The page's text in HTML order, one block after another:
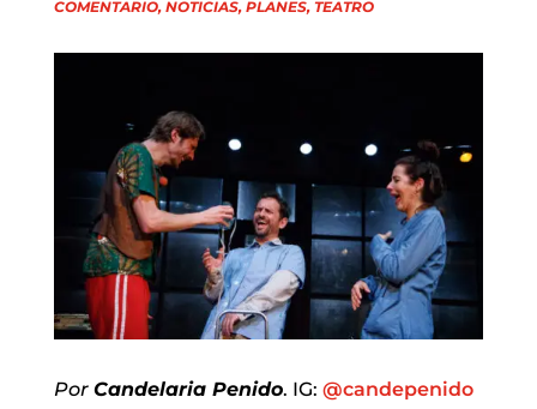
COMENTARIO, NOTICIAS, PLANES, TEATRO
Por Candelaria Penido. IG: @candepenido